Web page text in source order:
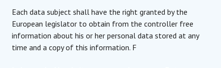
Each data subject shall have the right granted by the
European legislator to obtain from the controller free
information about his or her personal data stored at any
time and a copy of this information. F